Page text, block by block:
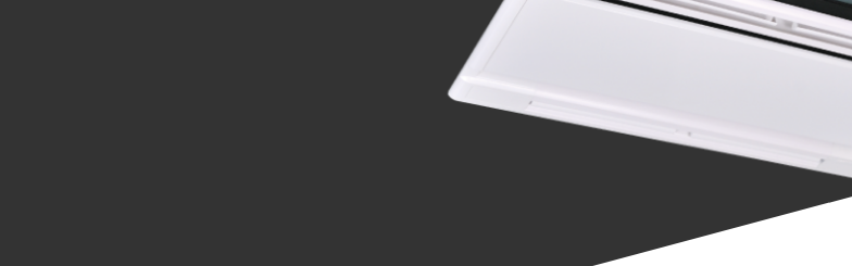
Сертификаты
предоставления
гарантии